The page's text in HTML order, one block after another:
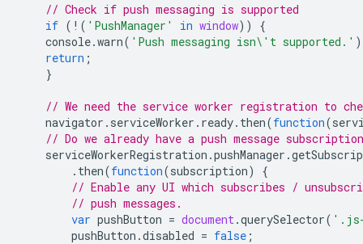
// Check if push messaging is supported
if ( ! ( 'PushManager' in window))
{
console.warn( 'Push messaging isn\'t supported.'
return ;
}
// We need the service worker registration to
navigator . serviceWorker . ready. then(function(
// Do we already have a push message
serviceWorkerRegistration .pushManager .
. then(function(subscription)
{
// Enable any UI which subscribes /
// push messages.
var pushButton = document .querySelector( '.js-
pushButton .disabled = false ;